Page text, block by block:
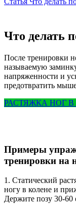
Что делать
После тренировки
называемую
напряженности и
предотвратить
РАСТЯЖКА НОГ В
Примеры
тренировки на
1. Статический
ногу в колене и
Держите позу 30-60